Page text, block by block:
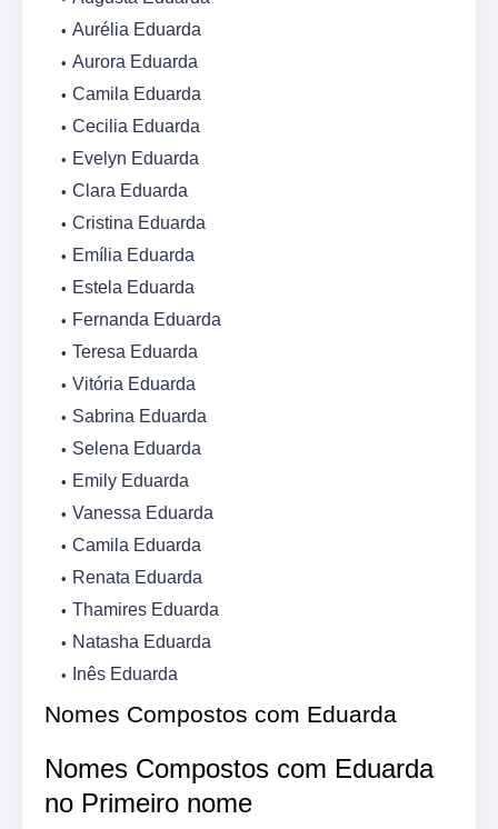
Aurélia Eduarda
Aurora Eduarda
Camila Eduarda
Cecilia Eduarda
Evelyn Eduarda
Clara Eduarda
Cristina Eduarda
Emília Eduarda
Estela Eduarda
Fernanda Eduarda
Teresa Eduarda
Vitória Eduarda
Sabrina Eduarda
Selena Eduarda
Emily Eduarda
Vanessa Eduarda
Camila Eduarda
Renata Eduarda
Thamires Eduarda
Natasha Eduarda
Inês Eduarda
Nomes Compostos com Eduarda
Nomes Compostos com Eduarda
no Primeiro nome